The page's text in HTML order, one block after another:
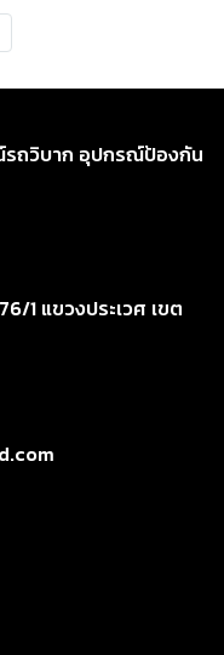
ถวิบาก อุปกรณ์ป้องกัน
1 แขวงประเวศ เขต